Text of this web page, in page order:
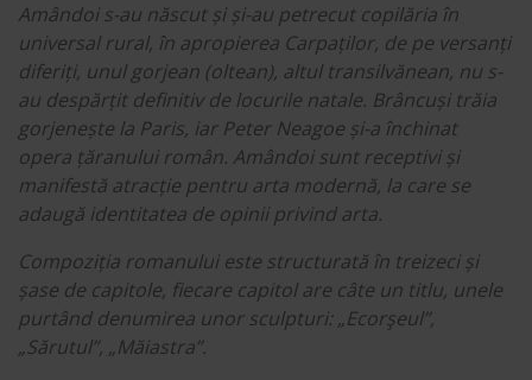
Amândoi s-au născut și și-au petrecut copilăria în
universal rural, în apropierea Carpaților, de pe versanți
diferiți, unul gorjean (oltean), altul transilvănean, nu s-
au despărțit definitiv de locurile natale. Brâncuși trăia
gorjenește la Paris, iar Peter Neagoe și-a închinat
opera țăranului român. Amândoi sunt receptivi și
manifestă atracție pentru arta modernă, la care se
adaugă identitatea de opinii privind arta.
Compoziția romanului este structurată în treizeci și
șase de capitole, fiecare capitol are câte un titlu, unele
purtând denumirea unor sculpturi: „Ecorşeul”,
„Sărutul”, „Măiastra”.